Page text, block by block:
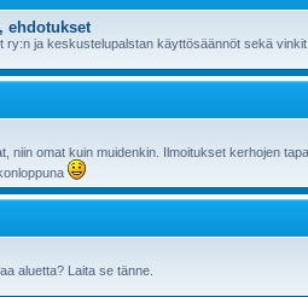
ehdotukset
ry:n ja keskustelupalstan käyttösäännöt sekä
niin omat kuin muidenkin. Ilmoitukset kerhojen
aluetta? Laita se tänne.